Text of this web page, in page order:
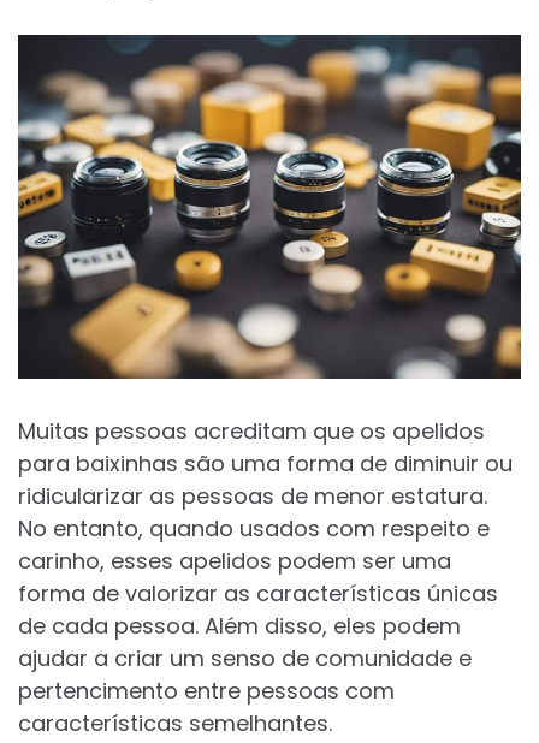
Muitas pessoas acreditam que os apelidos
para baixinhas são uma forma de diminuir ou
ridicularizar as pessoas de menor estatura.
No entanto, quando usados com respeito e
carinho, esses apelidos podem ser uma
forma de valorizar as características únicas
de cada pessoa. Além disso, eles podem
ajudar a criar um senso de comunidade e
pertencimento entre pessoas com
características semelhantes.